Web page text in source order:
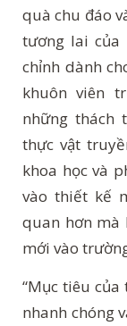
quà chu đáo
tương lai của
chỉnh dành
khuôn viên
những thách
thực vật
khoa học và
vào thiết kế
quan hơn mà
mới vào
“Mục tiêu
nhanh chóng